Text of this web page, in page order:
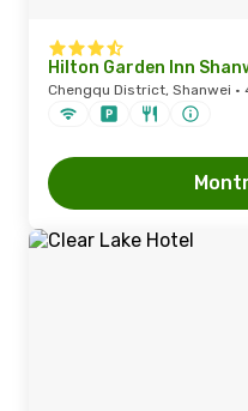
Hilton Garden Inn
Chengqu District, Shanwei